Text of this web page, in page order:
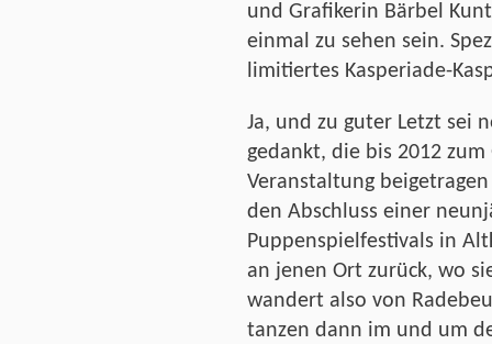
und Grafikerin Bärbel
einmal zu sehen sein.
limitiertes Kasperiade-
Ja, und zu guter Letzt sei
gedankt, die bis 2012
Veranstaltung
den Abschluss einer
Puppenspielfestivals in
an jenen Ort zurück, wo
wandert also von
tanzen dann im und um